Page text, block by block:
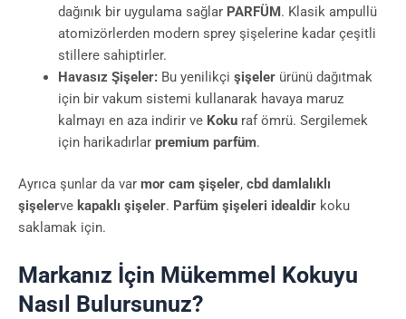
dağınık bir uygulama sağlar PARFÜM. Klasik ampullü
atomizörlerden modern sprey şişelerine kadar çeşitli
stillere sahiptirler.
Havasız Şişeler:Bu yenilikçi şişelerürünü dağıtmak
için bir vakum sistemi kullanarak havaya maruz
kalmayı en aza indirir ve Kokuraf ömrü. Sergilemek
için harikadırlar premium parfüm.
Ayrıca şunlar da var mor cam şişeler, cbd damlalıklı
şişelerve kapaklı şişeler. Parfüm şişeleri idealdir koku
saklamak için.
Markanız İçin Mükemmel Kokuyu
Nasıl Bulursunuz?